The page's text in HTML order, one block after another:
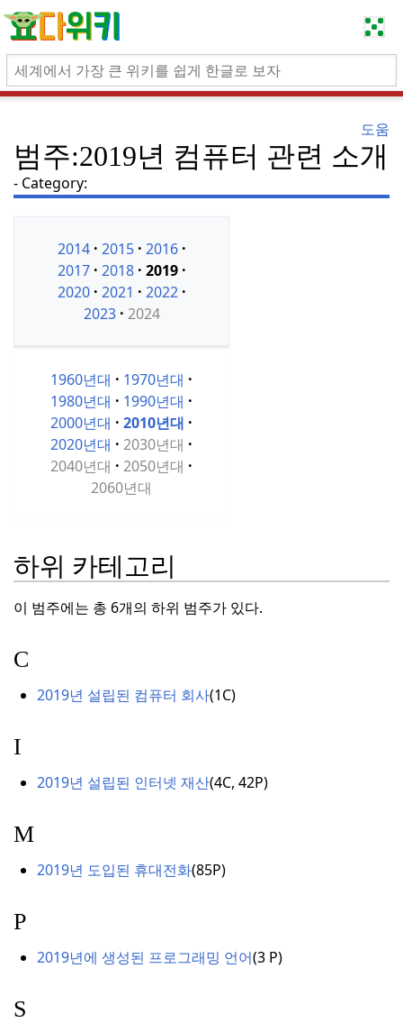
도움
범주:2019년 컴퓨터 관련 소개
Category:
2014 2015
2016
2017
2018
2019
2020
2021
2022
2023
2024
1960년대
1970년대
1980년대
1990년대
2000년대
2010년대
2020년대
2030년대
2040년대
2050년대
2060년대
하위 카테고리
이 범주에는 총 6개의 하위 범주가 있다.
C
2019년 설립된 컴퓨터 회사(1C)
I
2019년 설립된 인터넷 재산(4C, 42P)
M
2019년 도입된 휴대전화(85P)
P
2019년에 생성된 프로그래밍 언어(3P)
S